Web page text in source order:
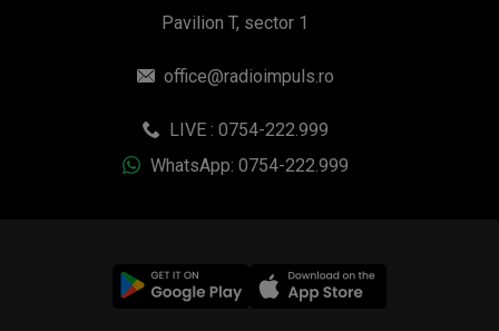
Pavilion T, sector 1
office@radioimpuls.ro
LIVE : 0754-222.999
WhatsApp: 0754-222.999